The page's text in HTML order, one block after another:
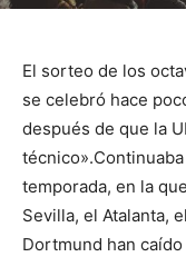
El sorteo de los
se celebró hace
después de que la
técnico».
temporada, en la
Sevilla, el Atalanta,
Dortmund han